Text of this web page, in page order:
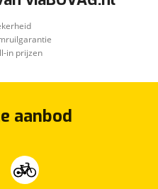
in prijzen
aanbod